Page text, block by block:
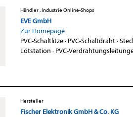
Händler , Industrie Online-Shops
EVE GmbH
Zur Homepage
PVC-Schaltlitze· PVC-Schaltdraht·
Lötstation · PVC-
Hersteller
Fischer Elektronik GmbH & Co. KG